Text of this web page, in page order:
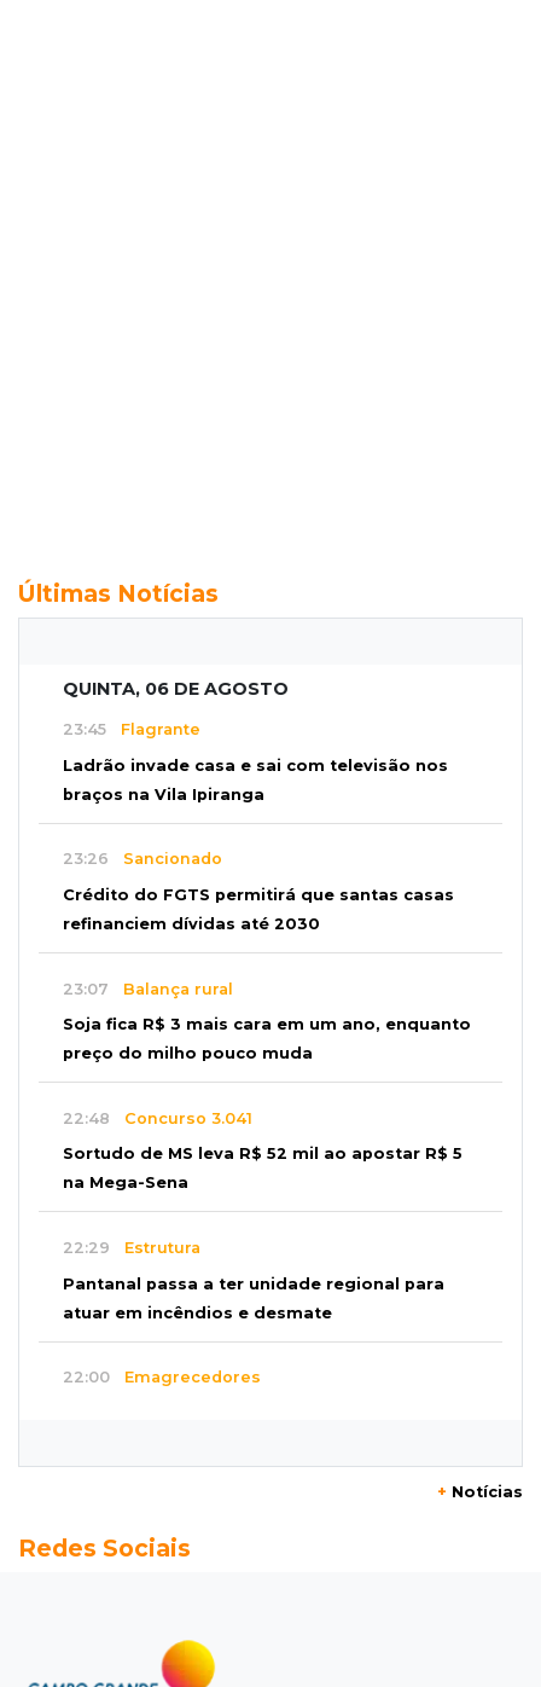
Últimas Notícias
QUINTA, 06 DE AGOSTO
23:45 Flagrante
Ladrão invade casa e sai com televisão nos
braços na Vila Ipiranga
23:26 Sancionado
Crédito do FGTS permitirá que santas casas
refinanciem dívidas até 2030
23:07 Balança rural
Soja fica R$ 3 mais cara em um ano, enquanto
preço do milho pouco muda
22:48 Concurso 3.041
Sortudo de MS leva R$ 52 mil ao apostar R$ 5
na Mega-Sena
22:29 Estrutura
Pantanal passa a ter unidade regional para
atuar em incêndios e desmate
22:00 Emagrecedores
Granizo danifica telhados e plantações
Agregado
Inter perde para o Corinthians mas avança às
+ Notícias
Redes Sociais